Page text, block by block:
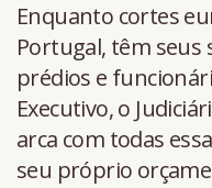
Enquanto cortes
Portugal, têm seus
prédios e
Executivo, o
arca com todas
seu próprio